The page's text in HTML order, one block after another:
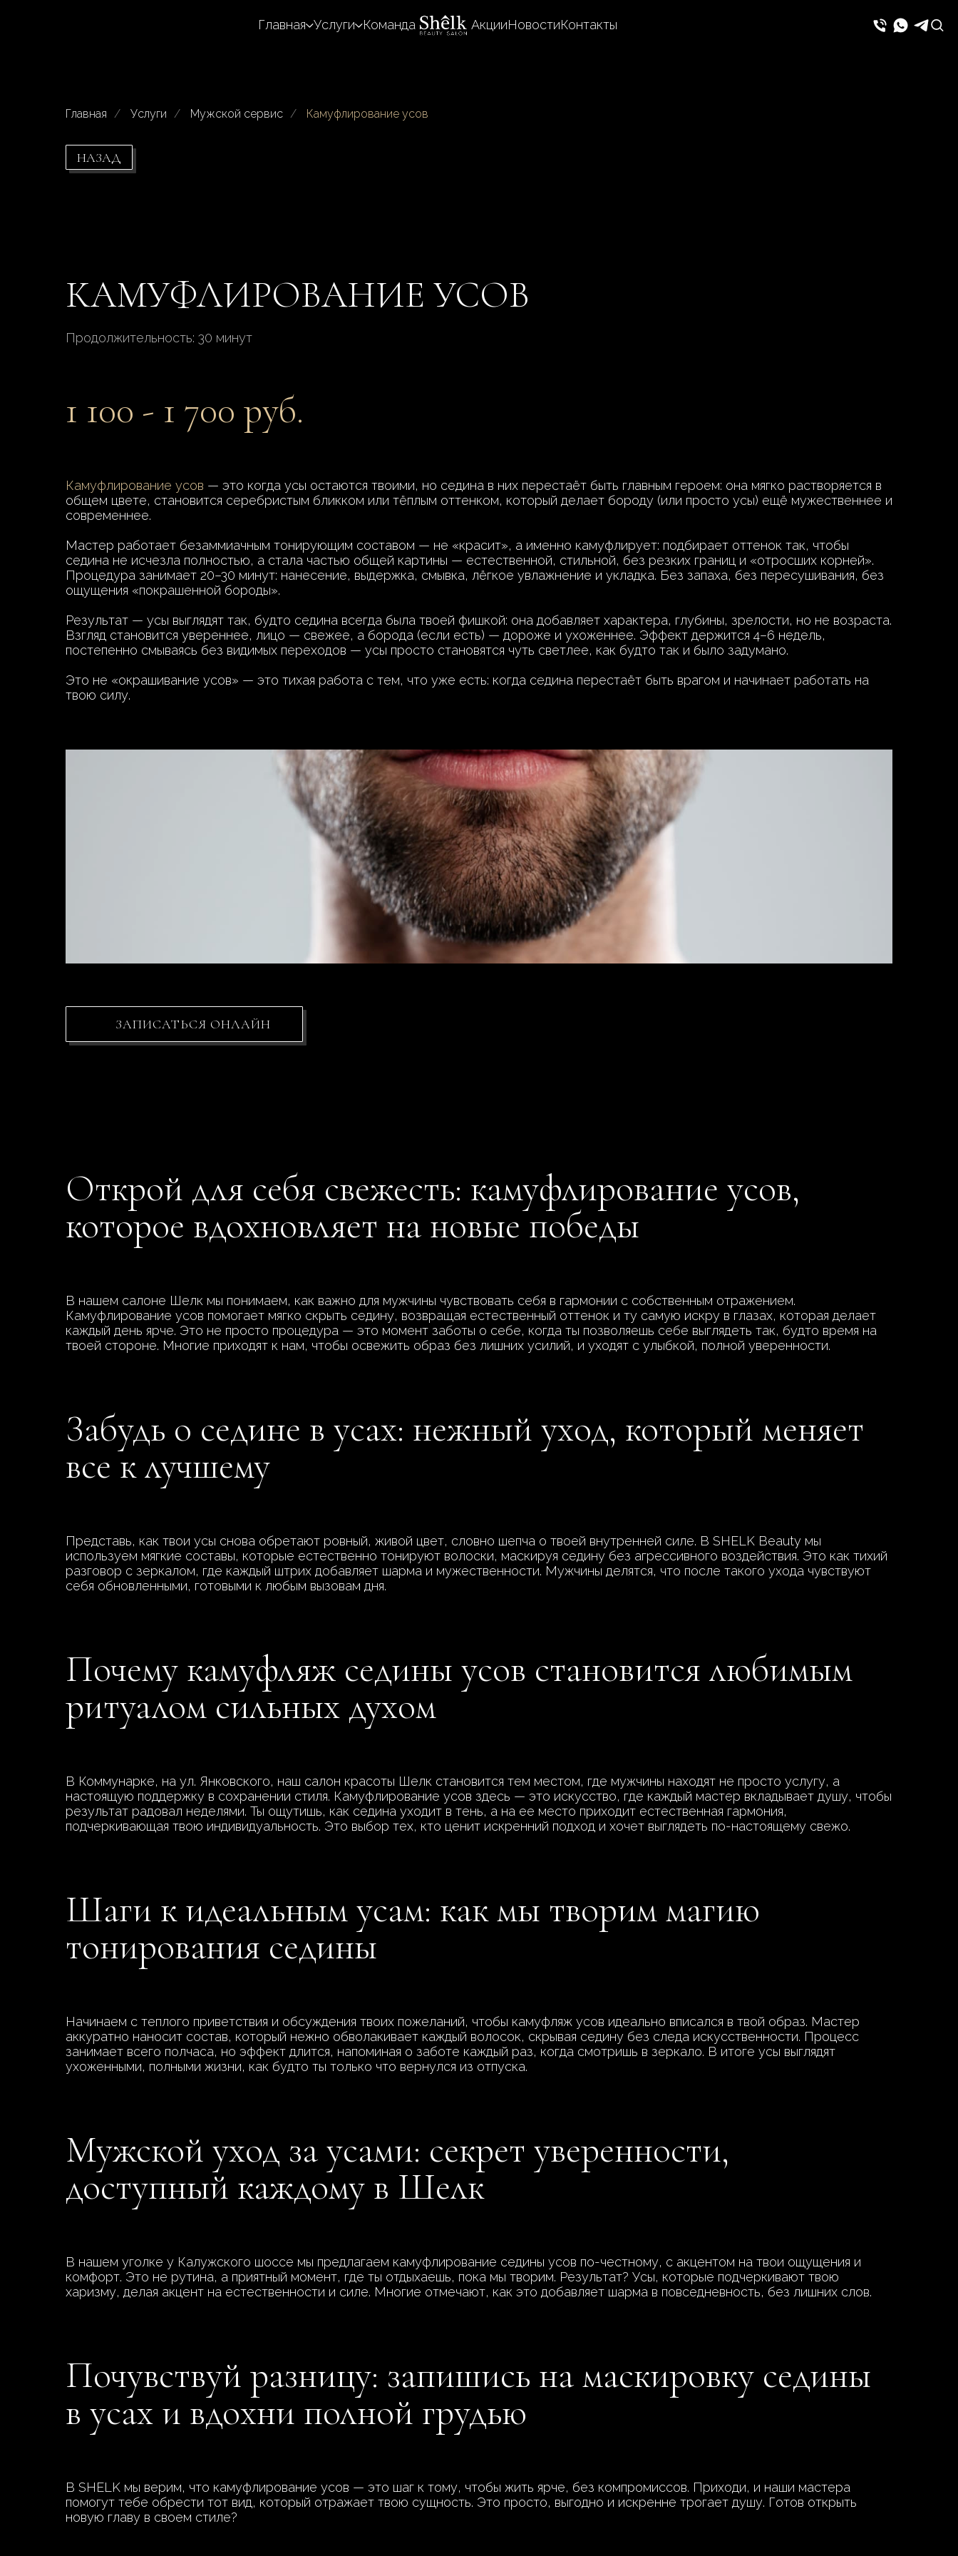
Главная Услуги Команда АкцииНовостиКонтакты
Главная / Услуги / Мужской сервис / Камуфлирование усов
НАЗАД
КАМУФЛИРОВАНИЕ УСОВ
Продолжительность: 30 минут
1 100 - 1 700 руб.
Камуфлирование усов — это когда усы остаются твоими, но седина в них перестаёт быть главным героем: она мягко растворяется в
общем цвете, становится серебристым бликком или тёплым оттенком, который делает бороду (или просто усы) ещё мужественнее и
современнее.
Мастер работает безаммиачным тонирующим составом — не «красит», а именно камуфлирует: подбирает оттенок так, чтобы
седина не исчезла полностью, а стала частью общей картины — естественной, стильной, без резких границ и «отросших корней».
Процедура занимает 20–30 минут: нанесение, выдержка, смывка, лёгкое увлажнение и укладка. Без запаха, без пересушивания, без
ощущения «покрашенной бороды».
Результат — усы выглядят так, будто седина всегда была твоей фишкой: она добавляет характера, глубины, зрелости, но не возраста.
Взгляд становится увереннее, лицо — свежее, а борода (если есть) — дороже и ухоженнее. Эффект держится 4–6 недель,
постепенно смываясь без видимых переходов — усы просто становятся чуть светлее, как будто так и было задумано.
Это не «окрашивание усов» — это тихая работа с тем, что уже есть: когда седина перестаёт быть врагом и начинает работать на
твою силу.
ЗАПИСАТЬСЯ ОНЛАЙН
Открой для себя свежесть: камуфлирование усов,
которое вдохновляет на новые победы
В нашем салоне Шелк мы понимаем, как важно для мужчины чувствовать себя в гармонии с собственным отражением.
Камуфлирование усов помогает мягко скрыть седину, возвращая естественный оттенок и ту самую искру в глазах, которая делает
каждый день ярче. Это не просто процедура — это момент заботы о себе, когда ты позволяешь себе выглядеть так, будто время на
твоей стороне. Многие приходят к нам, чтобы освежить образ без лишних усилий, и уходят с улыбкой, полной уверенности.
Забудь о седине в усах: нежный уход, который меняет
все к лучшему
Представь, как твои усы снова обретают ровный, живой цвет, словно шепча о твоей внутренней силе. В SHELK Beauty мы
используем мягкие составы, которые естественно тонируют волоски, маскируя седину без агрессивного воздействия. Это как тихий
разговор с зеркалом, где каждый штрих добавляет шарма и мужественности. Мужчины делятся, что после такого ухода чувствуют
себя обновленными, готовыми к любым вызовам дня.
Почему камуфляж седины усов становится любимым
ритуалом сильных духом
В Коммунарке, на ул. Янковского, наш салон красоты Шелк становится тем местом, где мужчины находят не просто услугу, а
настоящую поддержку в сохранении стиля. Камуфлирование усов здесь — это искусство, где каждый мастер вкладывает душу, чтобы
результат радовал неделями. Ты ощутишь, как седина уходит в тень, а на ее место приходит естественная гармония,
подчеркивающая твою индивидуальность. Это выбор тех, кто ценит искренний подход и хочет выглядеть по-настоящему свежо.
Шаги к идеальным усам: как мы творим магию
тонирования седины
Начинаем с теплого приветствия и обсуждения твоих пожеланий, чтобы камуфляж усов идеально вписался в твой образ. Мастер
аккуратно наносит состав, который нежно обволакивает каждый волосок, скрывая седину без следа искусственности. Процесс
занимает всего полчаса, но эффект длится, напоминая о заботе каждый раз, когда смотришь в зеркало. В итоге усы выглядят
ухоженными, полными жизни, как будто ты только что вернулся из отпуска.
Мужской уход за усами: секрет уверенности,
доступный каждому в Шелк
В нашем уголке у Калужского шоссе мы предлагаем камуфлирование седины усов по-честному, с акцентом на твои ощущения и
комфорт. Это не рутина, а приятный момент, где ты отдыхаешь, пока мы творим. Результат? Усы, которые подчеркивают твою
харизму, делая акцент на естественности и силе. Многие отмечают, как это добавляет шарма в повседневность, без лишних слов.
Почувствуй разницу: запишись на маскировку седины
в усах и вдохни полной грудью
В SHELK мы верим, что камуфлирование усов — это шаг к тому, чтобы жить ярче, без компромиссов. Приходи, и наши мастера
помогут тебе обрести тот вид, который отражает твою сущность. Это просто, выгодно и искренне трогает душу. Готов открыть
новую главу в своем стиле?